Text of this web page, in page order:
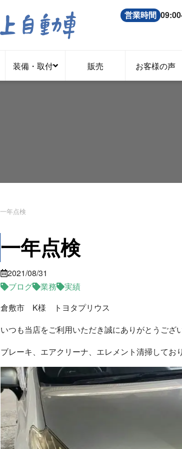
営業時間
装備・取付 販売 お客様の声
一年点検
一年点検
2021/08/31
ブログ
業務
実績
倉敷市 K様 トヨタプリウス
いつも当店をご利用いただき誠にありがとうござ
ブレーキ、エアクリーナ、エレメント清掃してお